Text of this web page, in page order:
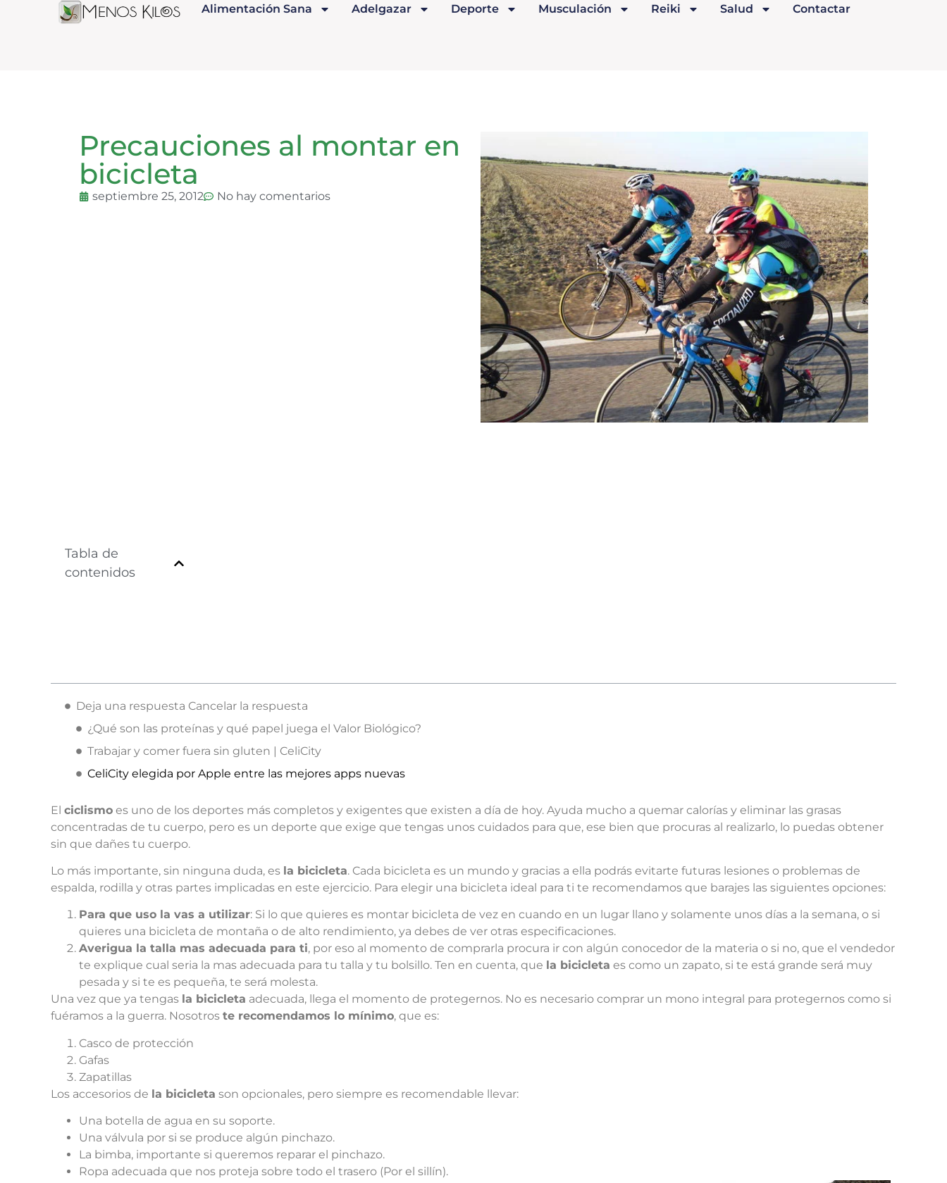
Alimentación Sana Adelgazar Deporte Musculación Reiki Salud Contactar
Precauciones al montar en
bicicleta
septiembre 25, 2012 No hay comentarios
Tabla de
contenidos
Deja una respuesta Cancelar la respuesta
¿Qué son las proteínas y qué papel juega el Valor Biológico?
Trabajar y comer fuera sin gluten | CeliCity
CeliCity elegida por Apple entre las mejores apps nuevas
El ciclismo es uno de los deportes más completos y exigentes que existen a día de hoy. Ayuda mucho a quemar calorías y eliminar las grasas
concentradas de tu cuerpo, pero es un deporte que exige que tengas unos cuidados para que, ese bien que procuras al realizarlo, lo puedas obtener
sin que dañes tu cuerpo.
Lo más importante, sin ninguna duda, es la bicicleta. Cada bicicleta es un mundo y gracias a ella podrás evitarte futuras lesiones o problemas de
espalda, rodilla y otras partes implicadas en este ejercicio. Para elegir una bicicleta ideal para ti te recomendamos que barajes las siguientes opciones:
Para que uso la vas a utilizar: Si lo que quieres es montar bicicleta de vez en cuando en un lugar llano y solamente unos días a la semana, o si
quieres una bicicleta de montaña o de alto rendimiento, ya debes de ver otras especificaciones.
Averigua la talla mas adecuada para ti, por eso al momento de comprarla procura ir con algún conocedor de la materia o si no, que el vendedor
te explique cual seria la mas adecuada para tu talla y tu bolsillo. Ten en cuenta, que la bicicleta es como un zapato, si te está grande será muy
pesada y si te es pequeña, te será molesta.
Una vez que ya tengas la bicicleta adecuada, llega el momento de protegernos. No es necesario comprar un mono integral para protegernos como si
fuéramos a la guerra. Nosotros te recomendamos lo mínimo, que es:
Casco de protección
Gafas
Zapatillas
Los accesorios de la bicicleta son opcionales, pero siempre es recomendable llevar:
Una botella de agua en su soporte.
Una válvula por si se produce algún pinchazo.
La bimba, importante si queremos reparar el pinchazo.
Ropa adecuada que nos proteja sobre todo el trasero (Por el sillín).